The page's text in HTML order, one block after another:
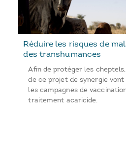
Réduire les risques de
des transhumances
Afin de protéger les
de ce projet de synergie
les campagnes de
traitement acaricide.